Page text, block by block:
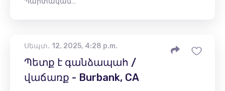
Սեպտ․ 12, 2025, 4:28 p.m.
Պետք է գանձապահ /
վաճառք - Burbank, CA